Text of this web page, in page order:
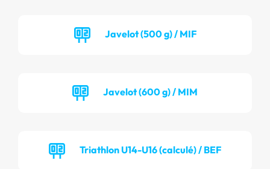
Javelot (500 g) / MIF
Javelot (600 g) / MIM
Triathlon U14-U16 (calculé) / BEF